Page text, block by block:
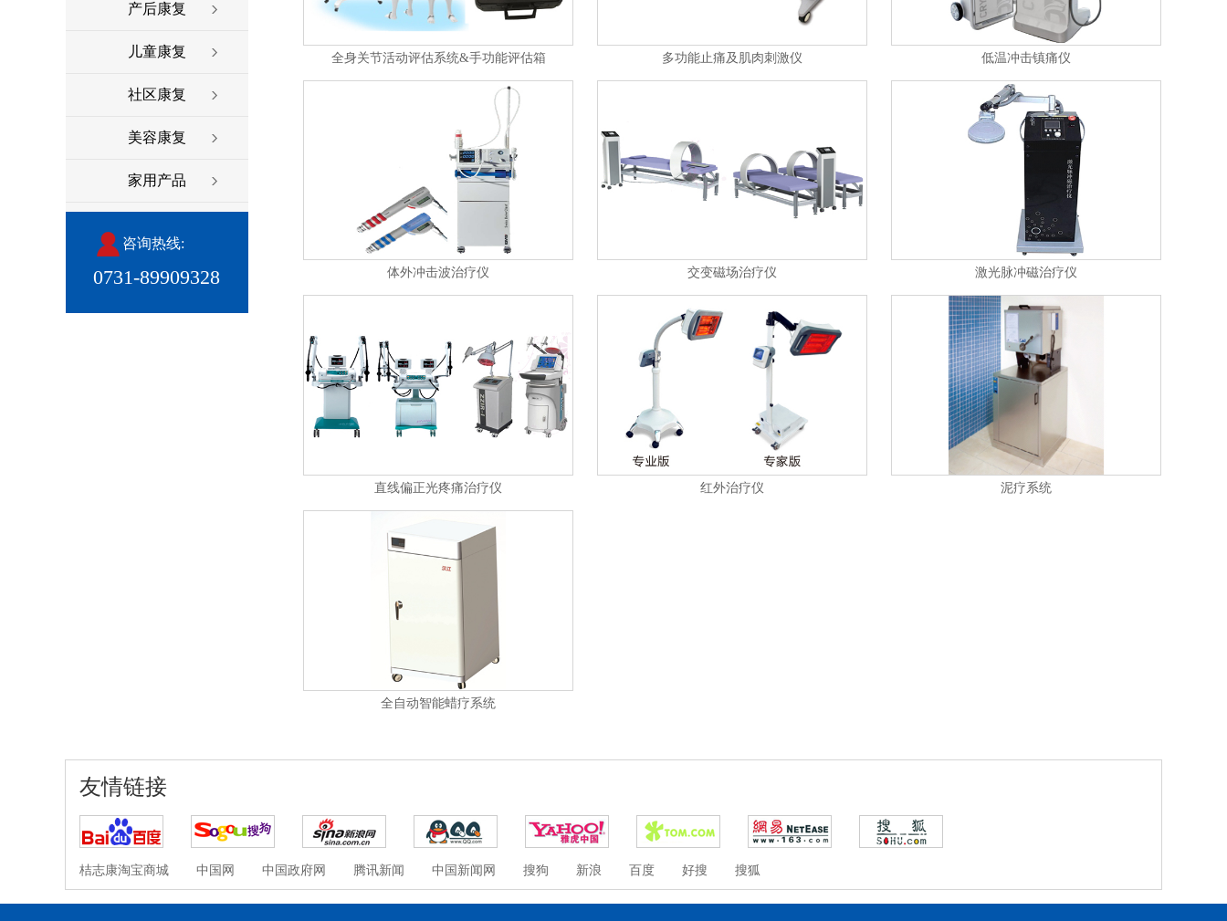
产后康复
儿童康复
社区康复
美容康复
家用产品
咨询热线:
0731-89909328
全身关节活动评估系统&手功能评估箱 多功能止痛及肌肉刺激仪 低温冲击镇痛仪
体外冲击波治疗仪 交变磁场治疗仪 激光脉冲磁治疗仪
直线偏正光疼痛治疗仪 红外治疗仪 泥疗系统
全自动智能蜡疗系统
友情链接
桔志康淘宝商城 中国网 中国政府网 腾讯新闻 中国新闻网 搜狗 新浪 百度 好搜 搜狐